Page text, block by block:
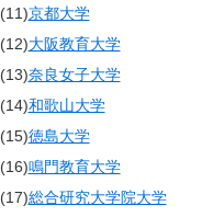
(11)京都大学
(12)大阪教育大学
(13)奈良女子大学
(14)和歌山大学
(15)徳島大学
(16)鳴門教育大学
(17)総合研究大学院大学